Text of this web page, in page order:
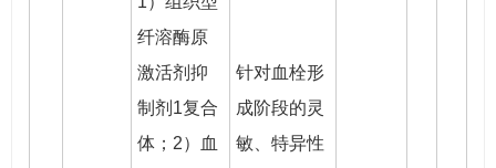
纤溶酶原
激活剂抑
制剂1复合
体；2）血
针对血栓形
成阶段的灵
敏、特异性